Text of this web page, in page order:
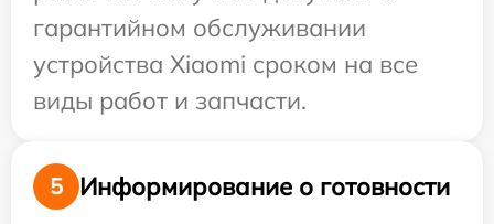
гарантийном обслуживании
устройства Xiaomi сроком на все
виды работ и запчасти.
5
Информирование о готовности